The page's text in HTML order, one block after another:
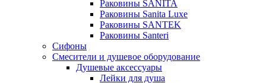
Раковины SANITA
Раковины Sanita Luxe
Раковины SANTEK
Раковины Santeri
Сифоны
Смесители и душевое оборудование
Душевые аксессуары
Лейки для душа